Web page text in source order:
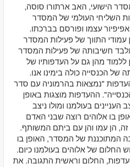
הישועי, האב ארתורו סוסה,
השליחי העולמי של המסדר
עצמו ופורסם בברכתו.
עמודי התווך של פעילות המסדר
חשיבותה של פעילות המסדר
ללמוד מהן גם על העדפותיו של
של הכנסייה כולה בימינו אנו.
"נמצאות בהרמוניה עם סדר
ההעדפות מוצגות באופן
בעולמנו ומולו ניצב
בו אלוהים רוצה שבני האדם
זה, הן עמו והן עם ביתם המשותף.
המתוכננת של המסדר, האופן בו
החלום של אלוהים בעולמנו כיום.
החלום וראשית התגובה. את